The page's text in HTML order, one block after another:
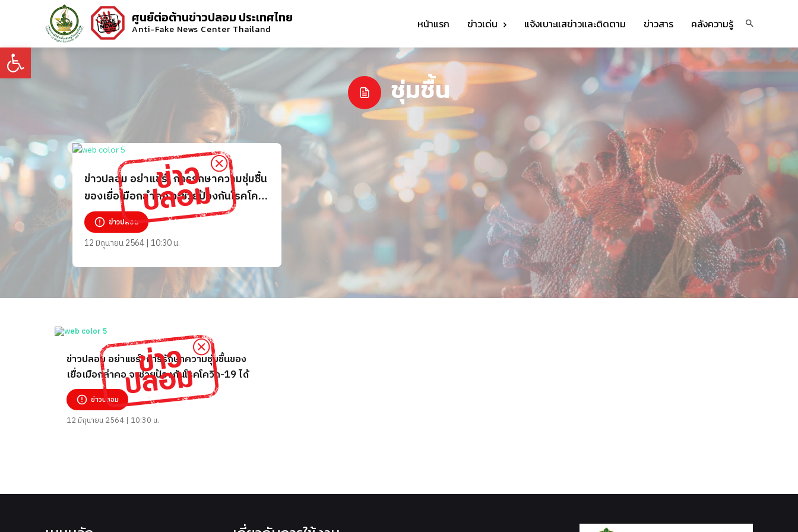
Open toolbar
ศูนย์ต่อต้านข่าวปลอม ประเทศไทย
Anti-Fake News Center Thailand หน้าแรก ข่าวเด่น แจ้งเบาะแสข่าวและติดตาม ข่าวสาร คลังความรู้
ชุ่มชื้น
ข่าวปลอม อย่าแชร์! การรักษาความชุ่มชื้น
ของเยื่อเมือกลำคอ จะช่วยป้องกันโรคโค
วิด-19 ได้
ข่าวปลอม
12 มิถุนายน 2564 | 10:30 น.
ข่าวปลอม อย่าแชร์! การรักษาความชุ่มชื้นของ
เยื่อเมือกลำคอ จะช่วยป้องกันโรคโควิด-19 ได้
ข่าวปลอม
12 มิถุนายน 2564 | 10:30 น.